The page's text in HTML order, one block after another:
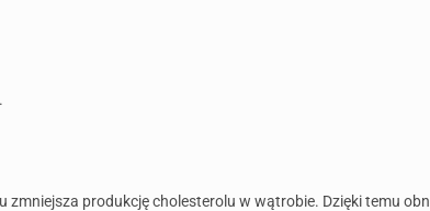
.
produkcję cholesterolu w wątrobie. Dzięki temu